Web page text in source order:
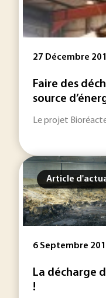
27 Décembre
Faire des
source
Le projet
Article
6 Septembre
La décharge
!